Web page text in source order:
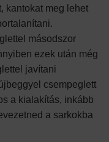
kantokat meg lehet
másodszor
ezek után még
javítani
csempeglett
a kialakítás, inkább
a sarkokba